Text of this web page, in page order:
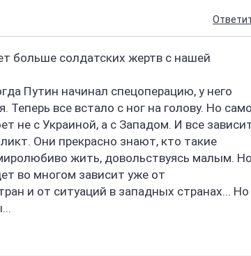
больше солдатских жертв с нашей
Путин начинал спецоперацию, у него
все встало с ног на голову. Но
не с Украиной, а с Западом. И все
Они прекрасно знают, кто такие
жить, довольствуясь малым.
во многом зависит уже от
и от ситуаций в западных странах... Но